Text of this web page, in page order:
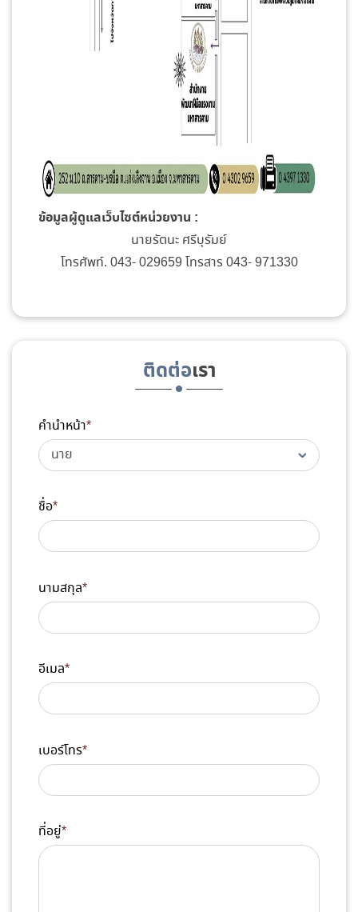
ข้อมูลผู้ดูแลเว็บไซต์หน่วยงาน :
นายรัตนะ ศรีบุรัมย์
โทรศัพท์. 043- 029659 โทรสาร 043- 971330
ติดต่อเรา
คำนำหน้า*
ชื่อ*
นามสกุล*
อีเมล*
เบอร์โทร*
ที่อยู่*